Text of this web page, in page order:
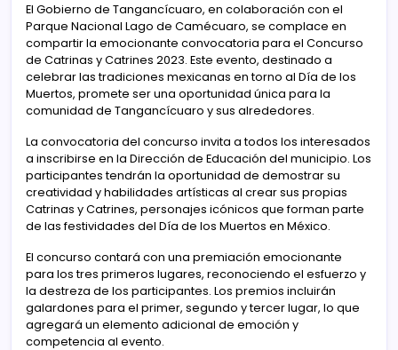
El Gobierno de Tangancícuaro, en colaboración con el
Parque Nacional Lago de Camécuaro, se complace en
compartir la emocionante convocatoria para el Concurso
de Catrinas y Catrines 2023. Este evento, destinado a
celebrar las tradiciones mexicanas en torno al Día de los
Muertos, promete ser una oportunidad única para la
comunidad de Tangancícuaro y sus alrededores.
La convocatoria del concurso invita a todos los interesados
​​a inscribirse en la Dirección de Educación del municipio. Los
participantes tendrán la oportunidad de demostrar su
creatividad y habilidades artísticas al crear sus propias
Catrinas y Catrines, personajes icónicos que forman parte
de las festividades del Día de los Muertos en México.
El concurso contará con una premiación emocionante
para los tres primeros lugares, reconociendo el esfuerzo y
la destreza de los participantes. Los premios incluirán
galardones para el primer, segundo y tercer lugar, lo que
agregará un elemento adicional de emoción y
competencia al evento.